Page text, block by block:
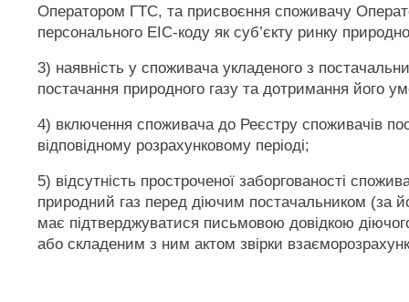
Оператором ГТС, та присвоєння споживачу
персонального ЕІС-коду як суб’єкту ринку
3) наявність у споживача укладеного з
постачання природного газу та дотримання його
4) включення споживача до Реєстру споживачів
відповідному розрахунковому періоді;
5) відсутність простроченої заборгованості
природний газ перед діючим постачальником (за
має підтверджуватися письмовою довідкою
або складеним з ним актом звірки